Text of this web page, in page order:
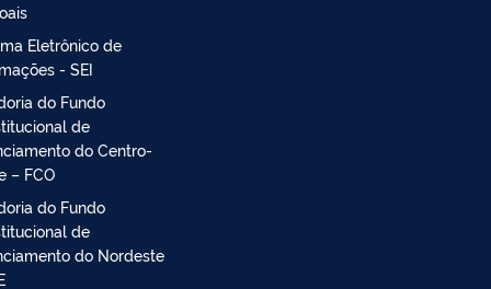
Eletrônico de
- SEI
do Fundo
de
do Centro-
– FCO
do Fundo
de
do Nordeste